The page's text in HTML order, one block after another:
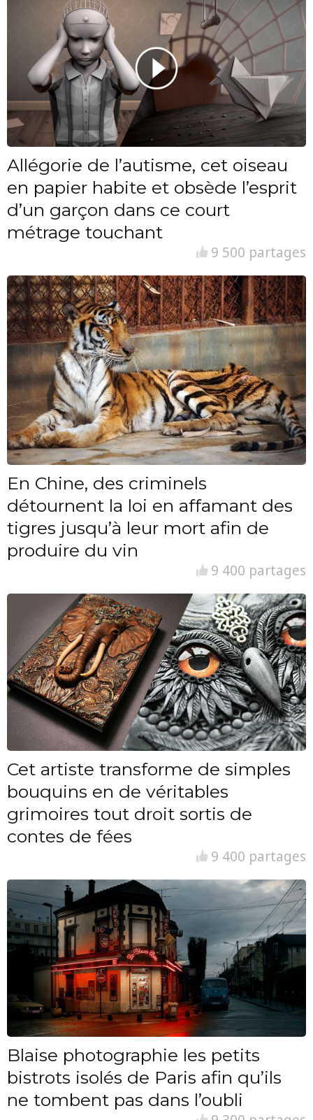
Allégorie de l’autisme, cet oiseau
en papier habite et obsède l’esprit
d’un garçon dans ce court
métrage touchant
9 500 partages
En Chine, des criminels
détournent la loi en affamant des
tigres jusqu’à leur mort afin de
produire du vin
9 400 partages
Cet artiste transforme de simples
bouquins en de véritables
grimoires tout droit sortis de
contes de fées
9 400 partages
Blaise photographie les petits
bistrots isolés de Paris afin qu’ils
ne tombent pas dans l’oubli